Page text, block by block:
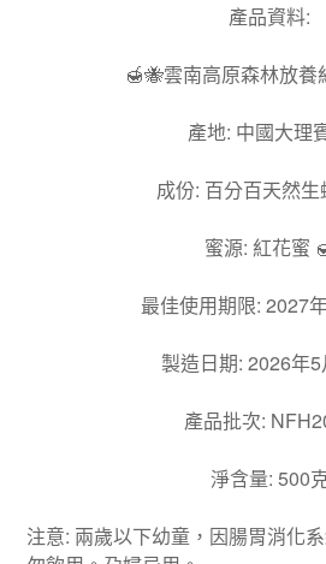
產品資料:
🍯🐝雲南高原森林放養
產地: 中國大理
成份: 百分百天然生
蜜源: 紅花蜜
最佳使用期限: 2027
製造日期: 2026年5
產品批次:
淨含量: 500
注意: 兩歲以下幼童，因腸胃消化